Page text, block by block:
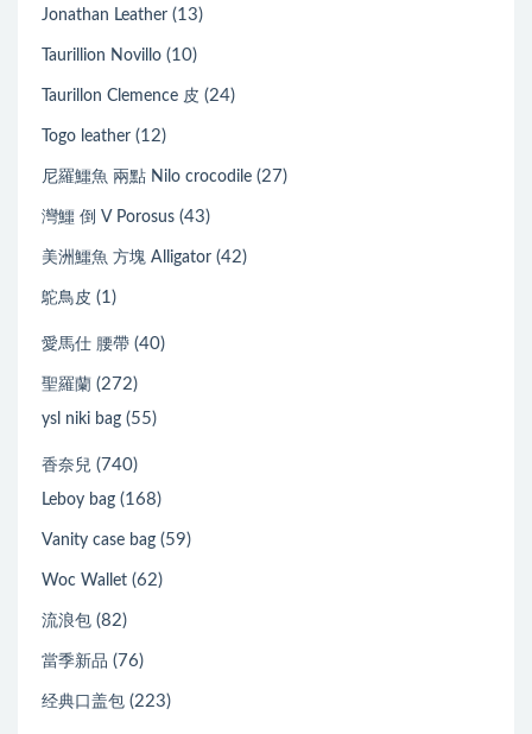
Jonathan Leather (13)
Taurillion Novillo (10)
Taurillon Clemence 皮 (24)
Togo leather (12)
尼羅鱷魚 兩點 Nilo crocodile (27)
灣鱷 倒 V Porosus (43)
美洲鱷魚 方塊 Alligator (42)
鴕鳥皮 (1)
愛馬仕 腰帶 (40)
聖羅蘭 (272)
ysl niki bag (55)
香奈兒 (740)
Leboy bag (168)
Vanity case bag (59)
Woc Wallet (62)
流浪包 (82)
當季新品 (76)
经典口盖包 (223)